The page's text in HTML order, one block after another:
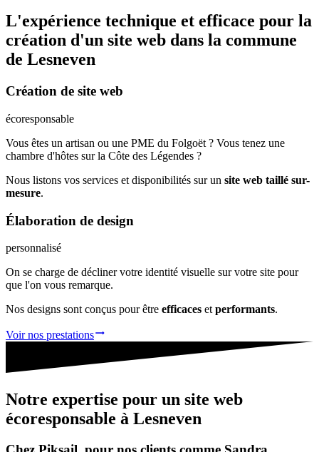
L'expérience technique et efficace pour la
création d'un site web dans la commune
de Lesneven
Création de site web
écoresponsable
Vous êtes un artisan ou une PME du Folgoët ? Vous tenez une
chambre d'hôtes sur la Côte des Légendes ?
Nous listons vos services et disponibilités sur un site web taillé sur-
mesure.
Élaboration de design
personnalisé
On se charge de décliner votre identité visuelle sur votre site pour
que l'on vous remarque.
Nos designs sont conçus pour être efficaces etperformants.
Voir nos prestations
Notre expertise pour un site web
écoresponsable à Lesneven